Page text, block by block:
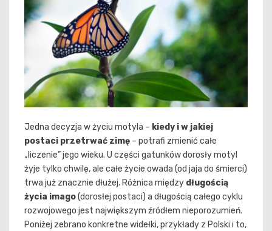
Jedna decyzja w życiu motyla – kiedy i w jakiej
postaci przetrwać zimę – potrafi zmienić całe
„liczenie” jego wieku. U części gatunków dorosły motyl
żyje tylko chwilę, ale całe życie owada (od jaja do śmierci)
trwa już znacznie dłużej. Różnica między długością
życia imago(dorosłej postaci) a długością całego cyklu
rozwojowego jest największym źródłem nieporozumień.
Poniżej zebrano konkretne widełki, przykłady z Polski i to,